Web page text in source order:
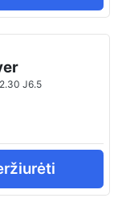
J6.5